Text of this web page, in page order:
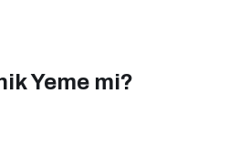
Yeme mi?